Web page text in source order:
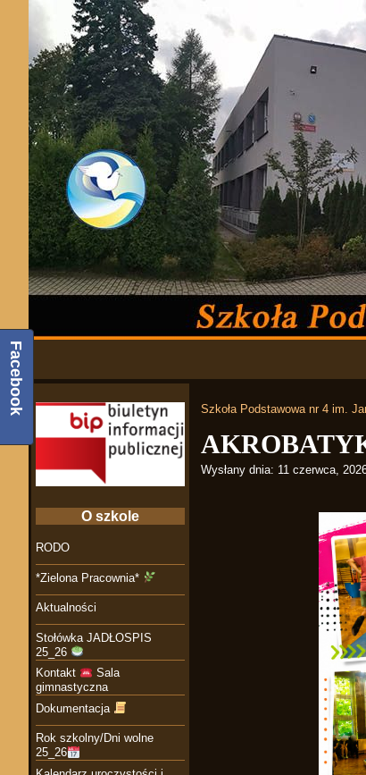
Szkoła Podstawowa nr 4 im.
Wysłany dnia: 11 czerwca,
O szkole
RODO
*Zielona Pracownia*
Aktualności
Stołówka JADŁOSPIS
25_26
Kontakt
Sala
gimnastyczna
Dokumentacja
Rok szkolny/Dni wolne
25_26
Facebook